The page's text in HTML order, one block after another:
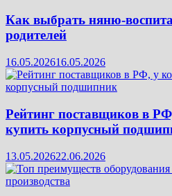
Как выбрать няню-
родителей
16.05.202616.05.2026
Рейтинг поставщиков в
купить корпусный
13.05.202622.06.2026